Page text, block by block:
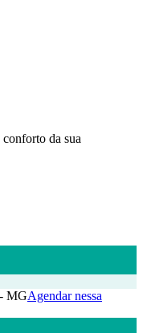
da sua
MGAgendar nessa